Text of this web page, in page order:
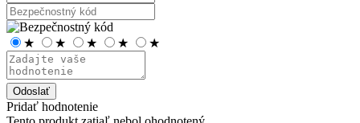
★ ★ ★ ★ ★
Odoslať
Pridať hodnotenie